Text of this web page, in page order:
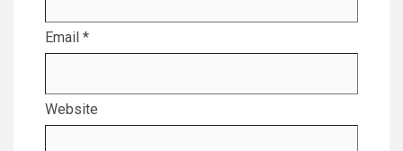
Email *
Website